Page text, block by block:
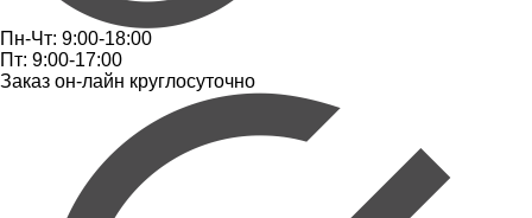
Пн-Чт: 9:00-18:00
Пт: 9:00-17:00
Заказ он-лайн круглосуточно